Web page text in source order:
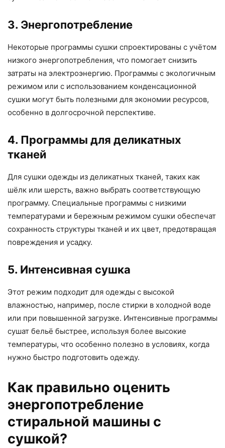
3. Энергопотребление
Некоторые программы сушки спроектированы с учётом
низкого энергопотребления, что помогает снизить
затраты на электроэнергию. Программы с экологичным
режимом или с использованием конденсационной
сушки могут быть полезными для экономии ресурсов,
особенно в долгосрочной перспективе.
4. Программы для деликатных
тканей
Для сушки одежды из деликатных тканей, таких как
шёлк или шерсть, важно выбрать соответствующую
программу. Специальные программы с низкими
температурами и бережным режимом сушки обеспечат
сохранность структуры тканей и их цвет, предотвращая
повреждения и усадку.
5. Интенсивная сушка
Этот режим подходит для одежды с высокой
влажностью, например, после стирки в холодной воде
или при повышенной загрузке. Интенсивные программы
сушат бельё быстрее, используя более высокие
температуры, что особенно полезно в условиях, когда
нужно быстро подготовить одежду.
Как правильно оценить
энергопотребление
стиральной машины с
сушкой?